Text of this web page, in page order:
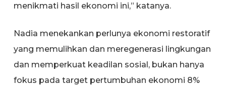
menikmati hasil ekonomi ini,” katanya.
Nadia menekankan perlunya ekonomi restoratif
yang memulihkan dan meregenerasi lingkungan
dan memperkuat keadilan sosial, bukan hanya
fokus pada target pertumbuhan ekonomi 8%